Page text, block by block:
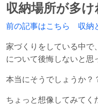
収納場所が多け
前の記事はこちら 収納
家づくりをしている中で
について後悔しないと思
本当にそうでしょうか？
ちょっと想像してみてく